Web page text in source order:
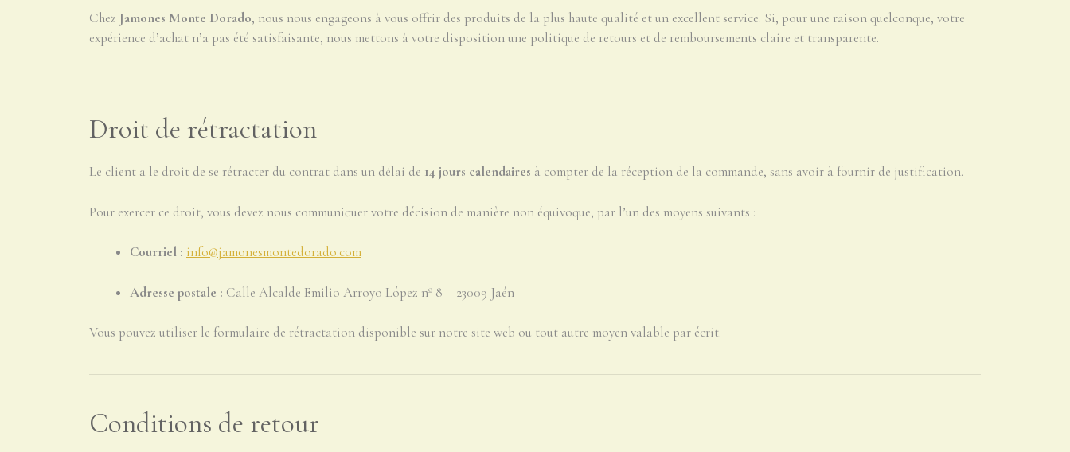
Chez Jamones Monte Dorado, nous nous engageons à vous offrir des produits de la plus haute qualité et un excellent service. Si, pour une raison quelconque, votre
expérience d’achat n’a pas été satisfaisante, nous mettons à votre disposition une politique de retours et de remboursements claire et transparente.
Droit de rétractation
Le client a le droit de se rétracter du contrat dans un délai de 14 jours calendaires à compter de la réception de la commande, sans avoir à fournir de justification.
Pour exercer ce droit, vous devez nous communiquer votre décision de manière non équivoque, par l’un des moyens suivants :
Courriel : info@jamonesmontedorado.com
Adresse postale : Calle Alcalde Emilio Arroyo López nº 8 – 23009 Jaén
Vous pouvez utiliser le formulaire de rétractation disponible sur notre site web ou tout autre moyen valable par écrit.
Conditions de retour